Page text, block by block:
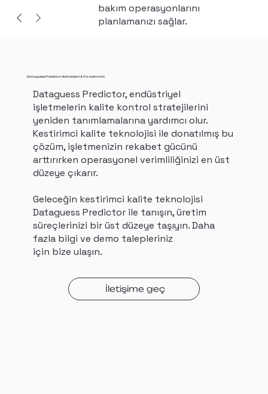
bakım operasyonlarını
planlamanızı sağlar.
Dataguess Predictor ile Endüstri 4.0'a adım atın
Dataguess Predictor, endüstriyel
işletmelerin kalite kontrol stratejilerini
yeniden tanımlamalarına yardımcı olur.
Kestirimci kalite teknolojisi ile donatılmış bu
çözüm, işletmenizin rekabet gücünü
arttırırken operasyonel verimliliğinizi en üst
düzeye çıkarır.
Geleceğin kestirimci kalite teknolojisi
Dataguess Predictor ile tanışın, üretim
süreçlerinizi bir üst düzeye taşıyın. Daha
fazla bilgi ve demo talepleriniz
için bize ulaşın.
İletişime geç